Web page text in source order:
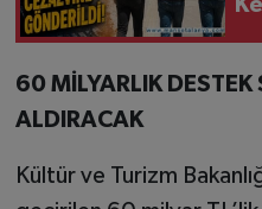
60 MİLYARLIK DESTEK
ALDIRACAK
Kültür ve Turizm